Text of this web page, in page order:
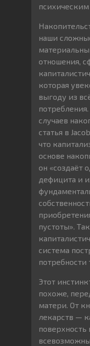
наши
отношения,
которая
выгоду из
случаев
статья в
что
основе
он «создаёт
дефицита и
пустоты».
система
потребности
Этот
похоже,
матери. От
лекарств —
поверхность